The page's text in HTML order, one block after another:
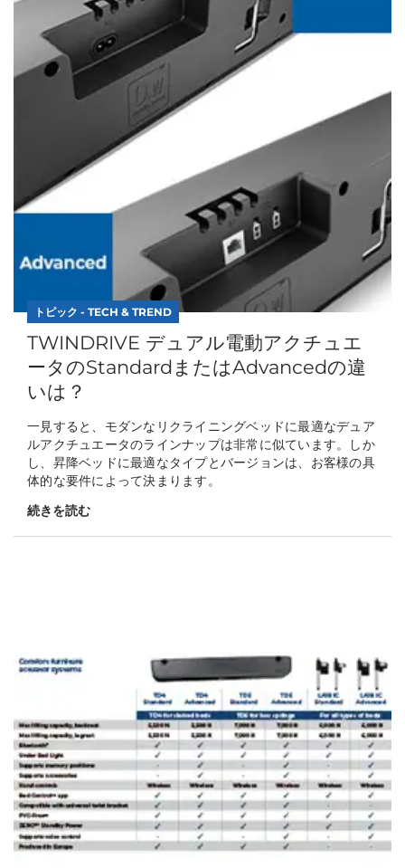
トピック - TECH & TREND
TWINDRIVE デュアル電動アクチュエ
ータのStandardまたはAdvancedの違
いは？
一見すると、モダンなリクライニングベッドに最適なデュア
ルアクチュエータのラインナップは非常に似ています。しか
し、昇降ベッドに最適なタイプとバージョンは、お客様の具
体的な要件によって決まります。
続きを読む